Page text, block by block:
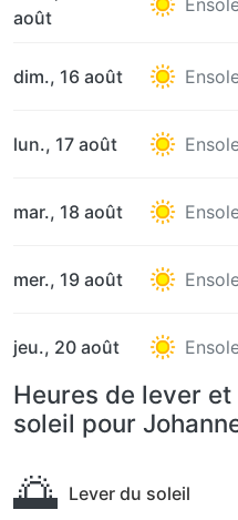
août
dim., 16 août
lun., 17 août
mar., 18 août
mer., 19 août
jeu., 20 août
Heures de lever
soleil pour
🌅 Lever du soleil